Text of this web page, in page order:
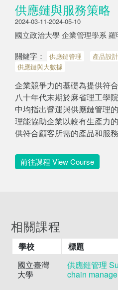
供應鏈與服務策略
2024-03-11-2024-05-10
國立政治大學 企業管理學系 羅
關鍵字：
供應鏈管理 產品設
供應鏈與大數據
企業競爭力的基礎為提供符
八十年代末期於麻省理工學
中均指出營運與供應鏈管理
理能協助企業以較有生產力
供符合顧客所需的產品和服
前往課程 View Course
相關課程
學校 標題
國立臺灣
大學
供應鏈管理
chain